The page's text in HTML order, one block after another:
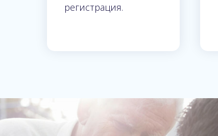
регистрация.